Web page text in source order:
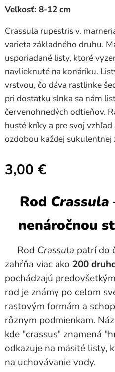
Veľkosť: 8-12 cm
Crassula rupestris v.
varieta základného druhu.
usporiadané listy, ktoré
navlieknuté na konáriku.
vrstvou, čo dáva rastlinke
pri dostatku slnka sa nám
červenohnedých odtieňov.
husté kríky a pre svoj
ozdobou každej sukulentnej
3,00 €
Rod Crassula
nenáročnou
Rod Crassula patrí do
zahŕňa viac ako 200
pochádzajú
rod je známy po celom
rastovým formám a
rôznym podmienkam.
kde "crassus" znamená
odkazuje na mäsité listy,
na uchovávanie vody.